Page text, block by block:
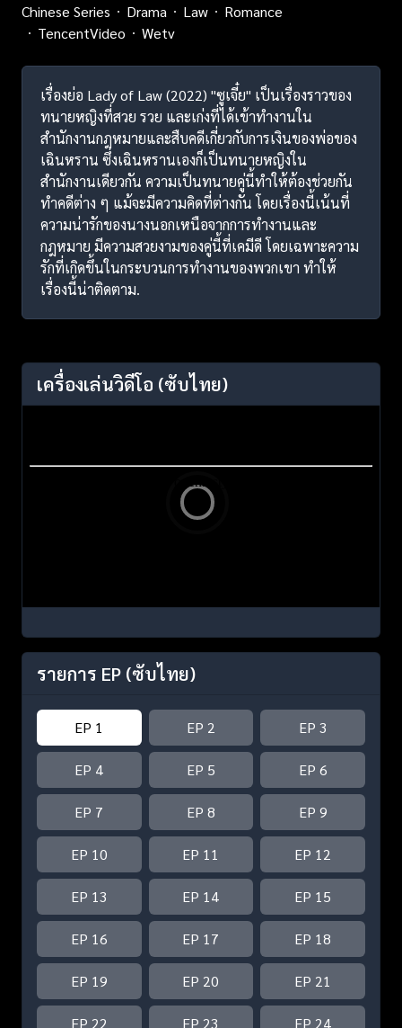
Chinese Series
Drama Law
Romance
TencentVideo
Wetv
เรื่องย่อ Lady of Law (2022) "ซูเจี๋ย" เป็นเรื่องราวของ
ทนายหญิงที่สวย รวย และเก่งที่ได้เข้าทำงานใน
สำนักงานกฎหมายและสืบคดีเกี่ยวกับการเงินของพ่อของ
เฉินหราน ซึ่งเฉินหรานเองก็เป็นทนายหญิงใน
สำนักงานเดียวกัน ความเป็นทนายคู่นี้ทำให้ต้องช่วยกัน
ทำคดีต่าง ๆ แม้จะมีความคิดที่ต่างกัน โดยเรื่องนี้เน้นที่
ความน่ารักของนางนอกเหนือจากการทำงานและ
กฎหมาย มีความสวยงามของคู่นี้ที่เคมีดี โดยเฉพาะความ
รักที่เกิดขึ้นในกระบวนการทำงานของพวกเขา ทำให้
เรื่องนี้น่าติดตาม.
เครื่องเล่นวิดีโอ (ซับไทย)
รายการ EP (ซับไทย)
EP 1 EP 2 EP 3
EP 4 EP 5 EP 6
EP 7 EP 8 EP 9
EP 10 EP 11 EP 12
EP 13 EP 14 EP 15
EP 16 EP 17 EP 18
EP 19 EP 20 EP 21
EP 22 EP 23 EP 24